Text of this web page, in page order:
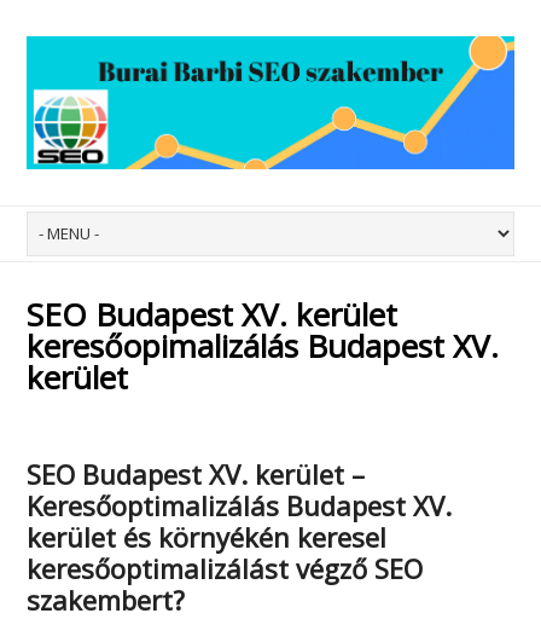
SEO Budapest XV. kerület
keresőopimalizálás Budapest XV.
kerület
SEO Budapest XV. kerület –
Keresőoptimalizálás Budapest XV.
kerület és környékén keresel
keresőoptimalizálást végző SEO
szakembert?